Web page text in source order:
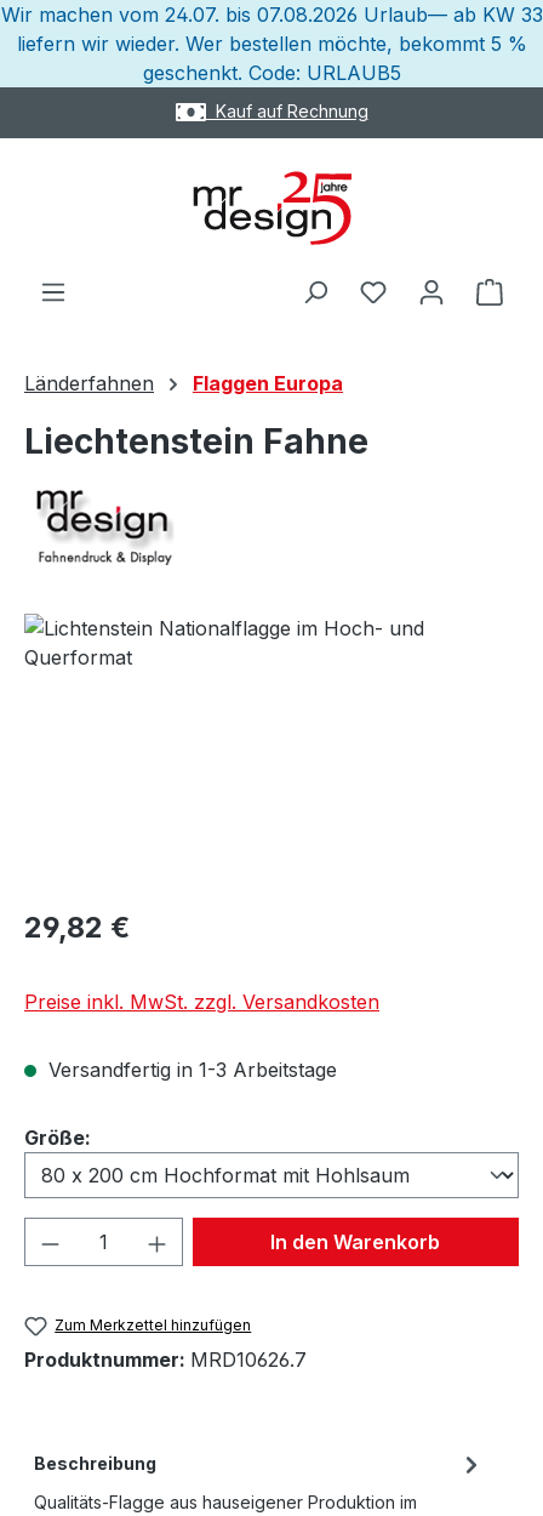
Zum Hauptinhalt springen
Wir machen vom 24.07. bis 07.08.2026 Urlaub— ab KW 33
liefern wir wieder. Wer bestellen möchte, bekommt 5 %
geschenkt. Code: URLAUB5
Länderfahnen Flaggen Europa
Liechtenstein Fahne
Bildergalerie überspringen
29,82 €
Preise inkl. MwSt. zzgl. Versandkosten
Versandfertig in 1-3 Arbeitstage
Größe:
Produkt Anzahl: Gib denIn den Warenkorb
Zum Merkzettel hinzufügen
Produktnummer: MRD10626.7
Beschreibung
Qualitäts-Flagge aus hauseigener Produktion im